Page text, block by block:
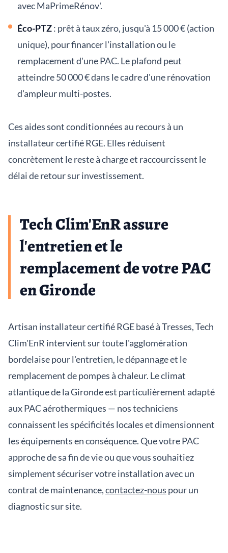
avec MaPrimeRénov'.
Éco-PTZ: prêt à taux zéro, jusqu'à 15 000 € (action
unique), pour financer l'installation ou le
remplacement d'une PAC. Le plafond peut
atteindre 50 000 € dans le cadre d'une rénovation
d'ampleur multi-postes.
Ces aides sont conditionnées au recours à un
installateur certifié RGE. Elles réduisent
concrètement le reste à charge et raccourcissent le
délai de retour sur investissement.
Tech Clim'EnR assure
l'entretien et le
remplacement de votre PAC
en Gironde
Artisan installateur certifié RGE basé à Tresses, Tech
Clim'EnR intervient sur toute l'agglomération
bordelaise pour l'entretien, le dépannage et le
remplacement de pompes à chaleur. Le climat
atlantique de la Gironde est particulièrement adapté
aux PAC aérothermiques — nos techniciens
connaissent les spécificités locales et dimensionnent
les équipements en conséquence. Que votre PAC
approche de sa fin de vie ou que vous souhaitiez
simplement sécuriser votre installation avec un
contrat de maintenance,contactez-nous pour un
diagnostic sur site.